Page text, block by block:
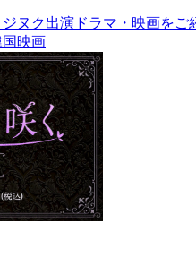
ヌク出演ドラマ・映画をご
国映画